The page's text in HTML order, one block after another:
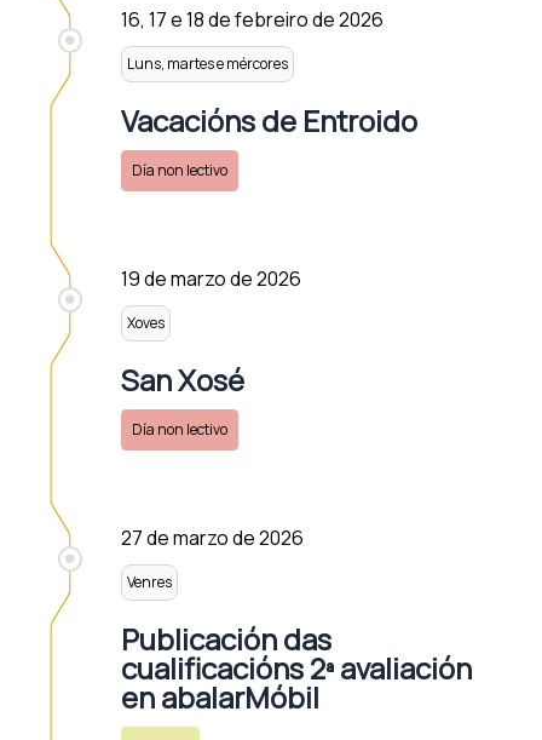
16, 17 e 18 de febreiro de 2026
Luns, martes e mércores
Vacacións de Entroido
Día non lectivo
19 de marzo de 2026
Xoves
San Xosé
Día non lectivo
27 de marzo de 2026
Venres
Publicación das
cualificacións 2ª avaliación
en abalarMóbil